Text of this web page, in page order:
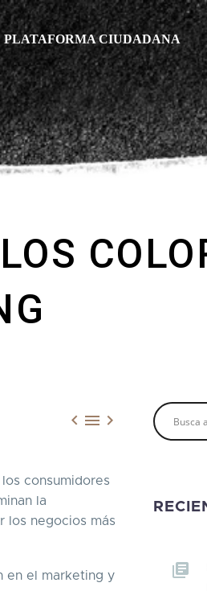
PLATAFORMA CIUDADANA
  
consumidores
la
los negocios más
en el marketing y